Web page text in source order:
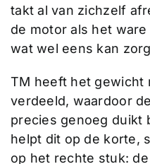
takt al van zichzelf
de motor als het ware
wat wel eens kan
TM heeft het gewicht
verdeeld, waardoor
precies genoeg duikt
helpt dit op de korte,
op het rechte stuk: